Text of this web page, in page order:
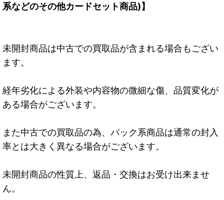
系などのその他カードセット商品)】
未開封商品は中古での買取品が含まれる場合もござい
ます。
経年劣化による外装や内容物の微細な傷、品質変化が
ある場合がございます。
また中古での買取品の為、パック系商品は通常の封入
率とは大きく異なる場合がございます。
未開封商品の性質上、返品・交換はお受け出来ませ
ん。